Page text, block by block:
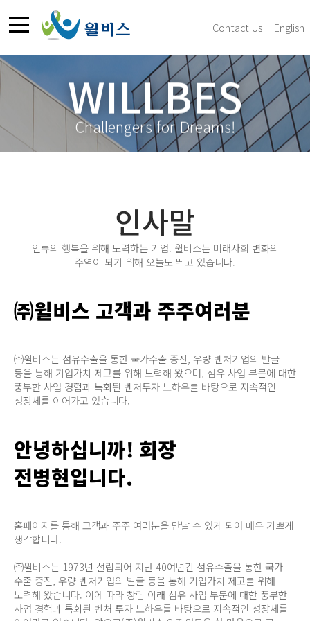
Contact Us English
WILLBES
Challengers for Dreams!
인사말
인류의 행복을 위해 노력하는 기업. 윌비스는 미래사회 변화의
주역이 되기 위해 오늘도 뛰고 있습니다.
㈜윌비스 고객과 주주여러분
㈜윌비스는 섬유수출을 통한 국가수출 증진, 우량 벤처기업의 발굴
등을 통해 기업가치 제고를 위해 노력해 왔으며, 섬유 사업 부문에 대한
풍부한 사업 경험과 특화된 벤처투자 노하우를 바탕으로 지속적인
성장세를 이어가고 있습니다.
안녕하십니까! 회장
전병현입니다.
홈페이지를 통해 고객과 주주 여러분을 만날 수 있게 되어 매우 기쁘게
생각합니다.
㈜윌비스는 1973년 설립되어 지난 40여년간 섬유수출을 통한 국가
수출 증진, 우량 벤처기업의 발굴 등을 통해 기업가치 제고를 위해
노력해 왔습니다. 이에 따라 창립 이래 섬유 사업 부문에 대한 풍부한
사업 경험과 특화된 벤처 투자 노하우를 바탕으로 지속적인 성장세를